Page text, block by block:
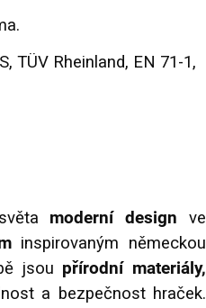
TÜV Rheinland, EN 71-1,
moderní design ve
inspirovaným německou
jsou přírodní materiály,
a bezpečnost hraček.